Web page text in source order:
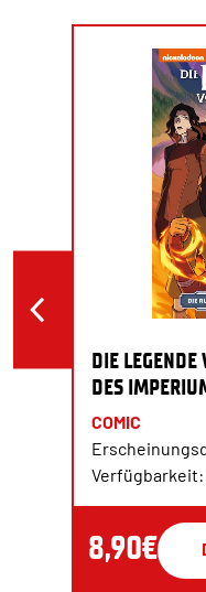
DIE LEGENDE
DES
COMIC
Verfügbarkeit:
8,90€